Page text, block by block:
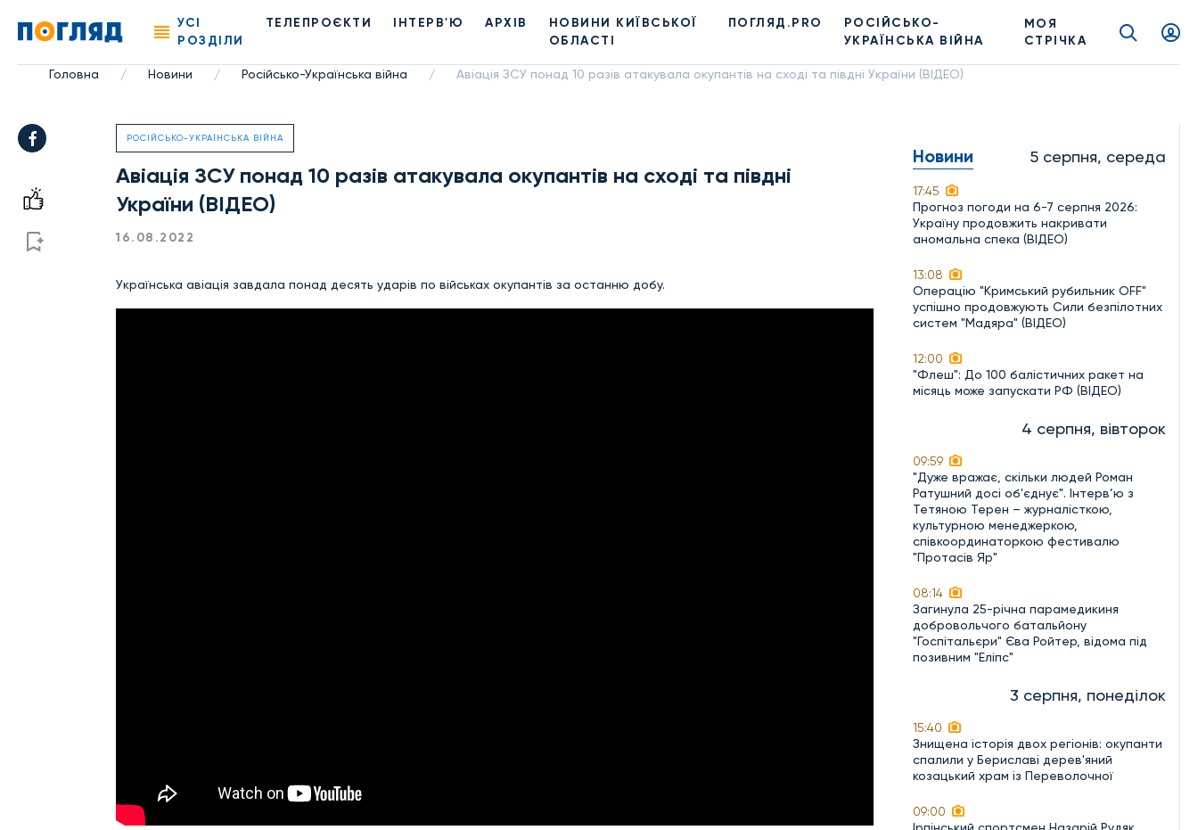
УСІ
РОЗДІЛИ
ТЕЛЕПРОЄКТИ ІНТЕРВ'Ю АРХІВ
НОВИНИ КИЇВСЬКОЇ
ОБЛАСТІ
ПОГЛЯД.PRO
РОСІЙСЬКО-
УКРАЇНСЬКА ВІЙНА
МОЯ
СТРІЧКА
Головна / Новини / Російсько-Українська війна / Авіація ЗСУ понад 10 разів атакувала окупантів на сході та півдні України (ВІДЕО)
РОСІЙСЬКО-УКРАЇНСЬКА ВІЙНА
Авіація ЗСУ понад 10 разів атакувала окупантів на сході та півдні
України (ВІДЕО)
16.08.2022
Українська авіація завдала понад десять ударів по військах окупантів за останню добу.
Новини 5 серпня, середа
17:45
Прогноз погоди на 6-7 серпня 2026:
Україну продовжить накривати
аномальна спека (ВІДЕО)
13:08
Операцію "Кримський рубильник OFF"
успішно продовжують Сили безпілотних
систем "Мадяра" (ВІДЕО)
12:00
"Флеш": До 100 балістичних ракет на
місяць може запускати РФ (ВІДЕО)
4 серпня, вівторок
09:59
"Дуже вражає, скільки людей Роман
Ратушний досі об'єднує". Інтерв’ю з
Тетяною Терен – журналісткою,
культурною менеджеркою,
співкоординаторкою фестивалю
"Протасів Яр"
08:14
Загинула 25-річна парамедикиня
добровольчого батальйону
"Госпітальєри" Єва Ройтер, відома під
позивним "Еліпс"
3 серпня, понеділок
15:40
Знищена історія двох регіонів: окупанти
спалили у Бериславі дерев'яний
козацький храм із Переволочної
09:00